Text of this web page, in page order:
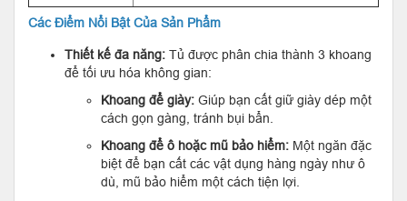
Các Điểm Nổi Bật Của Sản Phẩm
Thiết kế đa năng: Tủ được phân chia thành 3 khoang
để tối ưu hóa không gian:
Khoang để giày: Giúp bạn cất giữ giày dép một
cách gọn gàng, tránh bụi bẩn.
Khoang để ô hoặc mũ bảo hiểm: Một ngăn đặc
biệt để bạn cất các vật dụng hàng ngày như ô
dù, mũ bảo hiểm một cách tiện lợi.